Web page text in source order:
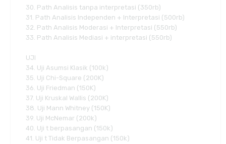
30. Path Analisis tanpa interpretasi (350rb)
31. Path Analisis Independen + Interpretasi (500rb)
32. Path Analisis Moderasi + Interpretasi (550rb)
33. Path Analisis Mediasi + interpretasi (550rb)
UJI
34. Uji Asumsi Klasik (100k)
35. Uji Chi-Square (200K)
36. Uji Friedman (150K)
37. Uji Kruskal Wallis (200K)
38. Uji Mann Whitney (150K)
39. Uji McNemar (200k)
40. Uji t berpasangan (150k)
41. Uji t Tidak Berpasangan (150k)